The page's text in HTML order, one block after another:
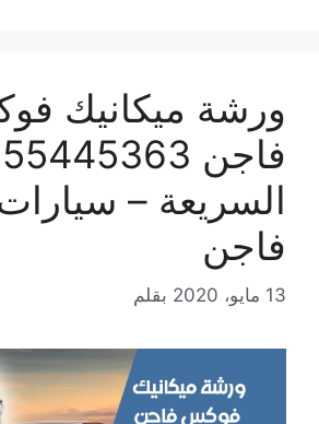
ورشة ميكانيك
السريعة –
فاجن
13 مايو، 2020 بقلم